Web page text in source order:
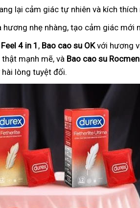
lại cảm giác tự nhiên và kích thích
nhẹ nhàng, tạo cảm giác mới
4 in 1 , Bao cao su OKvới hương
mạnh mẽ, và Bao cao su Rocmen
lòng tuyệt đối.